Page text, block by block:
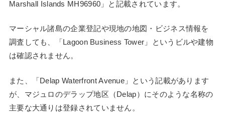
Marshall Islands MH96960」と記載されています。
マーシャル諸島の企業登記や現地の地図・ビジネス情報を
調査しても、「Lagoon Business Tower」というビルや建物
は確認されません。
また、「Delap Waterfront Avenue」という記載があります
が、マジュロのデラップ地区（Delap）にそのような名称の
主要な大通りは登録されていません。